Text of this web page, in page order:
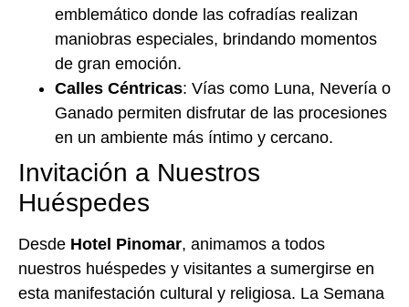
emblemático donde las cofradías realizan
maniobras especiales, brindando momentos
de gran emoción.​
Calles Céntricas: Vías como Luna, Nevería o
Ganado permiten disfrutar de las procesiones
en un ambiente más íntimo y cercano.​
Invitación a Nuestros
Huéspedes
Desde Hotel Pinomar, animamos a todos
nuestros huéspedes y visitantes a sumergirse en
esta manifestación cultural y religiosa. La Semana